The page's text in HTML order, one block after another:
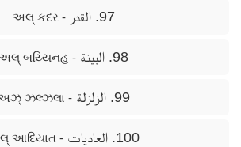
97. القدر - અલ્ કદર
98. البينة - અલ્ બય્યિનહ
99. الزلزلة - અઝ્ ઝલ્ઝલા
100. العاديات - અલ્ આદિયાત